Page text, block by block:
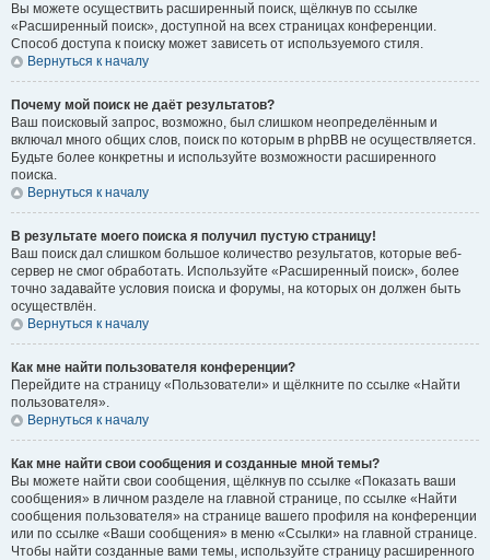
Вы можете осуществить расширенный поиск, щёлкнув по ссылке
«Расширенный поиск», доступной на всех страницах конференции.
Способ доступа к поиску может зависеть от используемого стиля.
Вернуться к началу
Почему мой поиск не даёт результатов?
Ваш поисковый запрос, возможно, был слишком неопределённым и
включал много общих слов, поиск по которым в phpBB не осуществляется.
Будьте более конкретны и используйте возможности расширенного
поиска.
Вернуться к началу
В результате моего поиска я получил пустую страницу!
Ваш поиск дал слишком большое количество результатов, которые веб-
сервер не смог обработать. Используйте «Расширенный поиск», более
точно задавайте условия поиска и форумы, на которых он должен быть
осуществлён.
Вернуться к началу
Как мне найти пользователя конференции?
Перейдите на страницу «Пользователи» и щёлкните по ссылке «Найти
пользователя».
Вернуться к началу
Как мне найти свои сообщения и созданные мной темы?
Вы можете найти свои сообщения, щёлкнув по ссылке «Показать ваши
сообщения» в личном разделе на главной странице, по ссылке «Найти
сообщения пользователя» на странице вашего профиля на конференции
или по ссылке «Ваши сообщения» в меню «Ссылки» на главной странице.
Чтобы найти созданные вами темы, используйте страницу расширенного